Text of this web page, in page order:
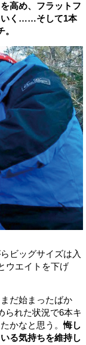
高め、フラットフ
いく……そして1本
ビッグサイズは入
ウエイトを下げ
だ始まったばか
られた状況で6本キ
かなと思う。悔し
る気持ちを維持し